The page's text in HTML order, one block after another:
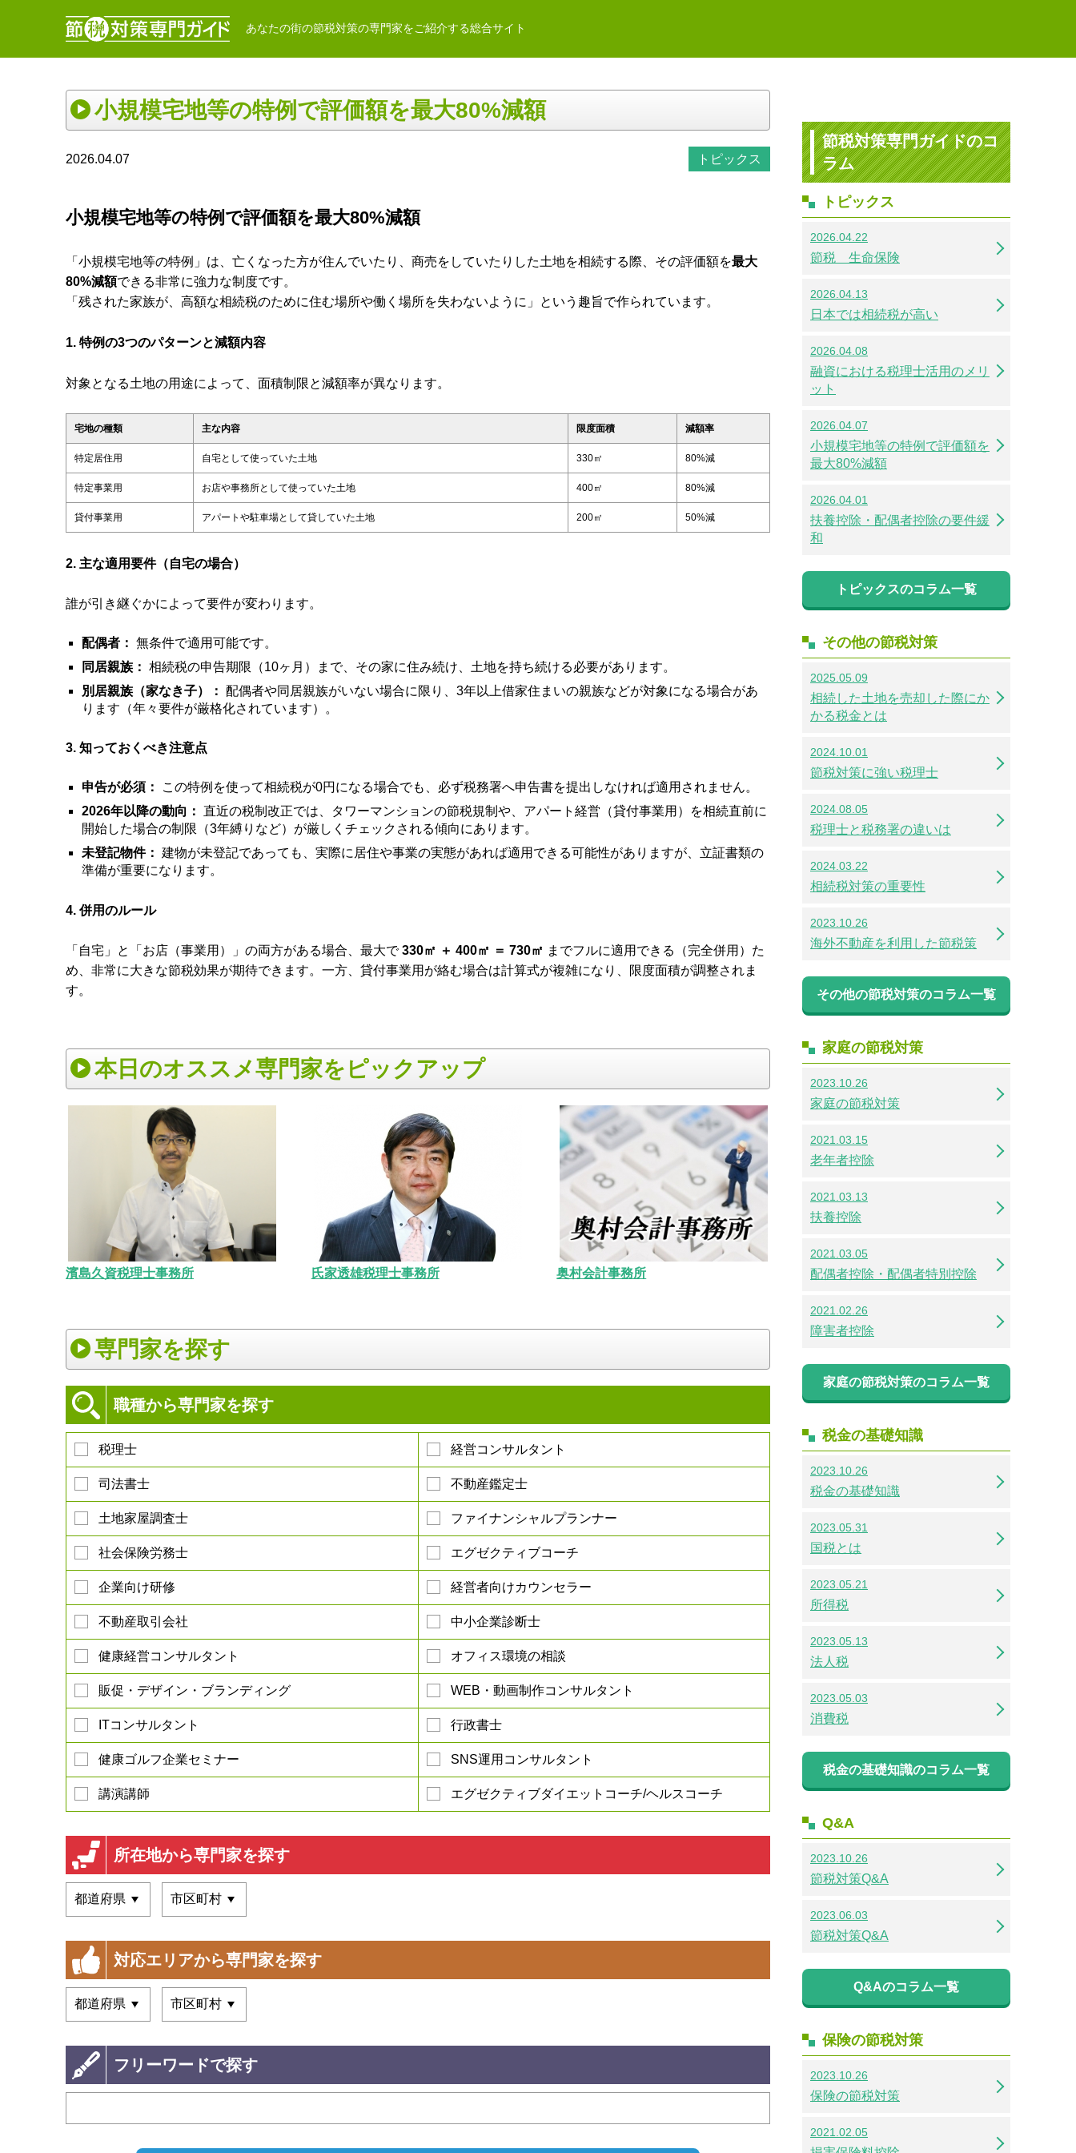
あなたの街の節税対策の専門家をご紹介する総合サイト
小規模宅地等の特例で評価額を最大80%減額
2026.04.07 トピックス
小規模宅地等の特例で評価額を最大80%減額
「小規模宅地等の特例」は、亡くなった方が住んでいたり、商売をしていたりした土地を相続する際、その評価額を最大
80%減額できる非常に強力な制度です。
「残された家族が、高額な相続税のために住む場所や働く場所を失わないように」という趣旨で作られています。
1. 特例の3つのパターンと減額内容
対象となる土地の用途によって、面積制限と減額率が異なります。
宅地の種類 主な内容 限度面積 減額率
特定居住用 自宅として使っていた土地 330㎡ 80%減
特定事業用 お店や事務所として使っていた土地 400㎡ 80%減
貸付事業用 アパートや駐車場として貸していた土地 200㎡ 50%減
2. 主な適用要件（自宅の場合）
誰が引き継ぐかによって要件が変わります。
配偶者： 無条件で適用可能です。
同居親族： 相続税の申告期限（10ヶ月）まで、その家に住み続け、土地を持ち続ける必要があります。
別居親族（家なき子）： 配偶者や同居親族がいない場合に限り、3年以上借家住まいの親族などが対象になる場合があ
ります（年々要件が厳格化されています）。
3. 知っておくべき注意点
申告が必須：
この特例を使って相続税が0円になる場合でも、必ず税務署へ申告書を提出しなければ適用されません。
2026年以降の動向： 直近の税制改正では、タワーマンションの節税規制や、アパート経営（貸付事業用）を相続直前に
開始した場合の制限（3年縛りなど）が厳しくチェックされる傾向にあります。
未登記物件： 建物が未登記であっても、実際に居住や事業の実態があれば適用できる可能性がありますが、立証書類の
準備が重要になります。
4. 併用のルール
「自宅」と「お店（事業用）」の両方がある場合、最大で330㎡ ＋ 400㎡ ＝ 730㎡ までフルに適用できる（完全併用）た
め、非常に大きな節税効果が期待できます。一方、貸付事業用が絡む場合は計算式が複雑になり、限度面積が調整されま
す。
本日のオススメ専門家をピックアップ
濱島久資税理士事務所 氏家透雄税理士事務所 奥村会計事務所
専門家を探す
職種から専門家を探す
税理士 経営コンサルタント
司法書士 不動産鑑定士
土地家屋調査士 ファイナンシャルプランナー
社会保険労務士 エグゼクティブコーチ
企業向け研修 経営者向けカウンセラー
不動産取引会社 中小企業診断士
健康経営コンサルタント オフィス環境の相談
販促・デザイン・ブランディング WEB・動画制作コンサルタント
ITコンサルタント 行政書士
健康ゴルフ企業セミナー SNS運用コンサルタント
講演講師 エグゼクティブダイエットコーチ/ヘルスコーチ
所在地から専門家を探す
対応エリアから専門家を探す
フリーワードで探す
節税対策専門ガイドのコ
ラム
トピックス
2026.04.22
節税 生命保険
2026.04.13
日本では相続税が高い
2026.04.08
融資における税理士活用のメリ
ット
2026.04.07
小規模宅地等の特例で評価額を
最大80%減額
2026.04.01
扶養控除・配偶者控除の要件緩
和
トピックスのコラム一覧
その他の節税対策
2025.05.09
相続した土地を売却した際にか
かる税金とは
2024.10.01
節税対策に強い税理士
2024.08.05
税理士と税務署の違いは
2024.03.22
相続税対策の重要性
2023.10.26
海外不動産を利用した節税策
その他の節税対策のコラム一覧
家庭の節税対策
2023.10.26
家庭の節税対策
2021.03.15
老年者控除
2021.03.13
扶養控除
2021.03.05
配偶者控除・配偶者特別控除
2021.02.26
障害者控除
家庭の節税対策のコラム一覧
税金の基礎知識
2023.10.26
税金の基礎知識
2023.05.31
国税とは
2023.05.21
所得税
2023.05.13
法人税
2023.05.03
消費税
税金の基礎知識のコラム一覧
Q&A
2023.10.26
節税対策Q&A
2023.06.03
節税対策Q&A
Q&Aのコラム一覧
保険の節税対策
2023.10.26
保険の節税対策
2021.02.05